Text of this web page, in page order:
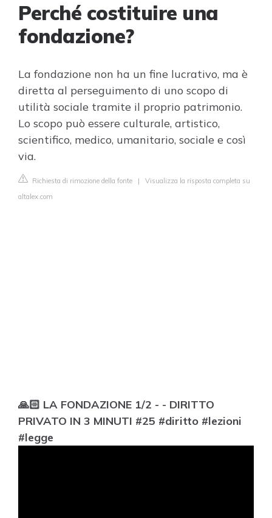
Perché costituire una
fondazione?
La fondazione non ha un fine lucrativo, ma è
diretta al perseguimento di uno scopo di
utilità sociale tramite il proprio patrimonio.
Lo scopo può essere culturale, artistico,
scientifico, medico, umanitario, sociale e così
via.
Richiesta di rimozione della fonte | Visualizza la risposta completa su
altalex.com
🙏🏻 LA FONDAZIONE 1/2 - - DIRITTO
PRIVATO IN 3 MINUTI #25 #diritto #lezioni
#legge